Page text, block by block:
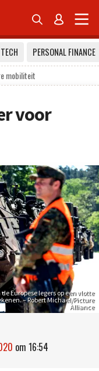
 
TECH
PERSONAL FINANCE
mobiliteit
voor
Europese legers op een vlotte
– Robert Michael/Picture
Alliance
om 16:54